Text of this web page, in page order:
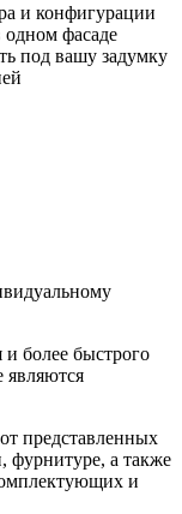
и конфигурации
одном фасаде
под вашу задумку
более быстрого
являются
представленных
фурнитуре, а также
и